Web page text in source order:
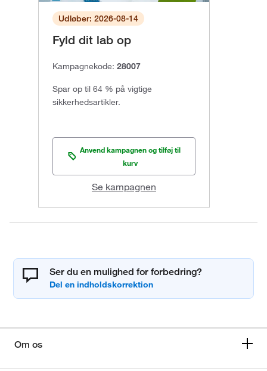
Udløber: 2026-08-14
Fyld dit lab op
Kampagnekode: 28007
Spar op til 64 % på vigtige
sikkerhedsartikler.
Anvend kampagnen og tilføj til
kurv
Se kampagnen
Ser du en mulighed for forbedring?
Om os